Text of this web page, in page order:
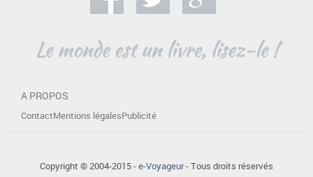
A PROPOS
ContactMentions légalesPublicité
Copyright © 2004-2015 -e-Voyageur- Tous droits réservés